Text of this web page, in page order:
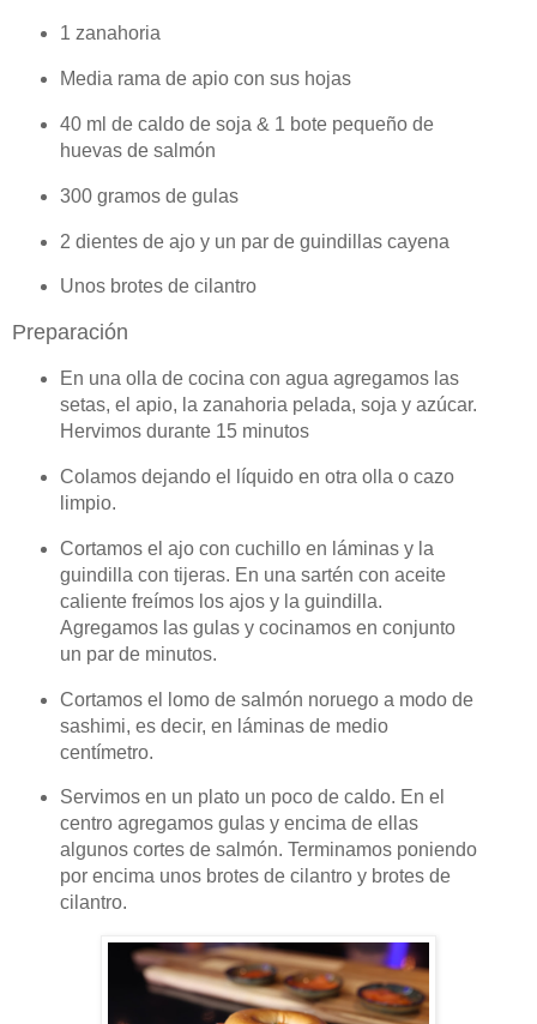
1 zanahoria
Media rama de apio con sus hojas
40 ml de caldo de soja & 1 bote pequeño de
huevas de salmón
300 gramos de gulas
2 dientes de ajo y un par de guindillas cayena
Unos brotes de cilantro
Preparación
En una olla de cocina con agua agregamos las
setas, el apio, la zanahoria pelada, soja y azúcar.
Hervimos durante 15 minutos
Colamos dejando el líquido en otra olla o cazo
limpio.
Cortamos el ajo con cuchillo en láminas y la
guindilla con tijeras. En una sartén con aceite
caliente freímos los ajos y la guindilla.
Agregamos las gulas y cocinamos en conjunto
un par de minutos.
Cortamos el lomo de salmón noruego a modo de
sashimi, es decir, en láminas de medio
centímetro.
Servimos en un plato un poco de caldo. En el
centro agregamos gulas y encima de ellas
algunos cortes de salmón. Terminamos poniendo
por encima unos brotes de cilantro y brotes de
cilantro.